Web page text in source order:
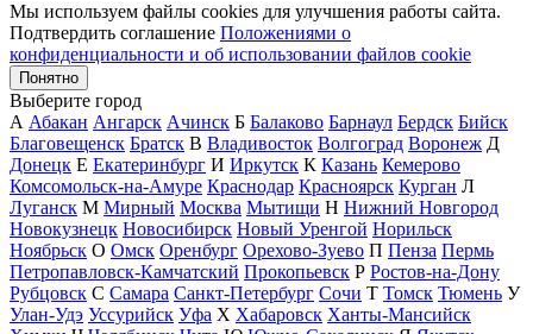
Мы используем файлы cookies для улучшения работы сайта.
Подтвердить соглашение Положениями о
конфиденциальности и об использовании файлов cookie
Понятно
Выберите город
А Абакан Ангарск Ачинск Б Балаково Барнаул Бердск Бийск
Благовещенск Братск В Владивосток Волгоград Воронеж Д
Донецк Е Екатеринбург И Иркутск К Казань Кемерово
Комсомольск-на-Амуре Краснодар Красноярск Курган Л
Луганск М Мирный Москва Мытищи Н Нижний Новгород
Новокузнецк Новосибирск Новый Уренгой Норильск
Ноябрьск О Омск Оренбург Орехово-Зуево П Пенза Пермь
Петропавловск-Камчатский Прокопьевск Р Ростов-на-Дону
Рубцовск С Самара Санкт-Петербург Сочи Т Томск Тюмень У
Улан-Удэ Уссурийск Уфа Х Хабаровск Ханты-Мансийск